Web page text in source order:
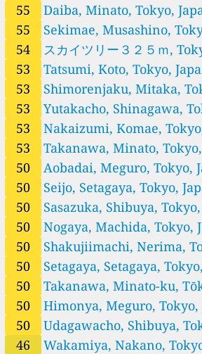
Ogawacho, Kodaira, Tokyo, Japan (小平市小
Oji, Kita, Tokyo, Japan (北本通り王子北区)
Ojima, Koto, Tokyo, Japan (江東区大島江東区)
Otsuka, Bunkyo, Tokyo, Japan (春日通り大塚
Sasazuka, Shibuya, Tokyo, Japan (甲州街道
Seijo, Setagaya, Tokyo, Japan (世田谷区成城
Sekimae, Musashino, Tokyo, Japan (五日市街
Sekimae, Musashino, Tokyo, Japan (武蔵野
Setagaya, Setagaya, Tokyo, Japan (世田谷区
Shakujiimachi, Nerima, Tokyo, Japan (練馬
Shimohoya, Nishitokyo, Tokyo, Japan (西東
Shimoochiai, Shinjuku, Tokyo, Japan (新目
Shimorenjaku, Mitaka, Tokyo, Japan (連雀通
Shinkawa, Chuo, Tokyo, Japan (永代通り新
Shishibone, Edogawa, Tokyo, Japan (江戸川
Takanawa, Minato, Tokyo, Japan (第一京浜高
Takanawa, Minato-ku, Tōkyō-to, Japan (港区
Tatemachi, Hachioji, Tokyo, Japan (八王子市
Tatsumi, Koto, Tokyo, Japan (三ツ目通り辰巳
Udagawacho, Shibuya, Tokyo, Japan (渋谷区
Wakamiya, Nakano, Tokyo, Japan (中野区若
Yagicho, Hachioji, Tokyo, Japan (甲州街道八
55 Yagisawa, Nishitokyo, Tokyo, Japan (青梅街
道柳沢西東京市)
55
Daiba, Minato, Tokyo,
55
Sekimae, Musashino,
関前武蔵野市)
54
スカイツリー３２５ｍ,
53
Tatsumi, Koto, Tokyo,
江東区)
53
Shimorenjaku, Mitaka,
り下連雀三鷹市)
53
Yutakacho, Shinagawa,
豊町品川区)
53
Nakaizumi, Komae,
和泉狛江市)
53
Takanawa, Minato, Tokyo,
輪港区)
50
Aobadai, Meguro, Tokyo,
坂橋目黒区)
50
Seijo, Setagaya, Tokyo,
世田谷区)
50
Sasazuka, Shibuya,
原渋谷区)
50
Nogaya, Machida, Tokyo,
谷町町田市)
50
Shakujiimachi, Nerima,
区石神井台練馬区)
50
Setagaya, Setagaya,
世田谷世田谷区)
50
Takanawa, Minato-ku,
高輪港区)
50
Himonya, Meguro, Tokyo,
谷目黒区)
50
Udagawacho, Shibuya,
宇田川町渋谷区)
46
Wakamiya, Nakano,